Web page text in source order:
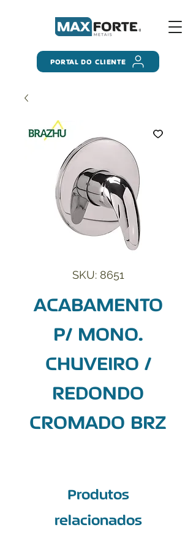
PORTAL DO CLIENTE
SKU: 8651
ACABAMENTO
P/ MONO.
CHUVEIRO /
REDONDO
CROMADO BRZ
Produtos
relacionados